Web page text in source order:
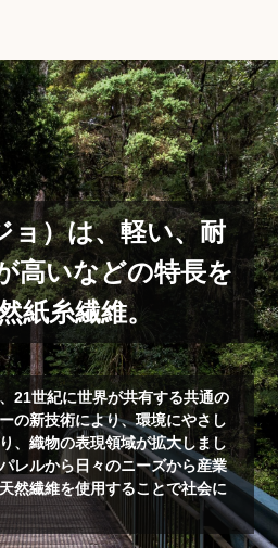
ョ）は、軽い、耐
高いなどの特長を
紙糸繊維。
21世紀に世界が共有する共通の
の新技術により、環境にやさし
、織物の表現領域が拡大しまし
レルから日々のニーズから産業
然繊維を使用することで社会に